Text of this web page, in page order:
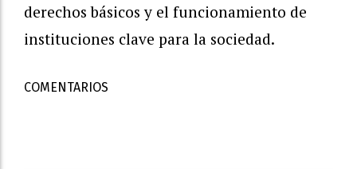
derechos básicos y el funcionamiento de
instituciones clave para la sociedad.
COMENTARIOS